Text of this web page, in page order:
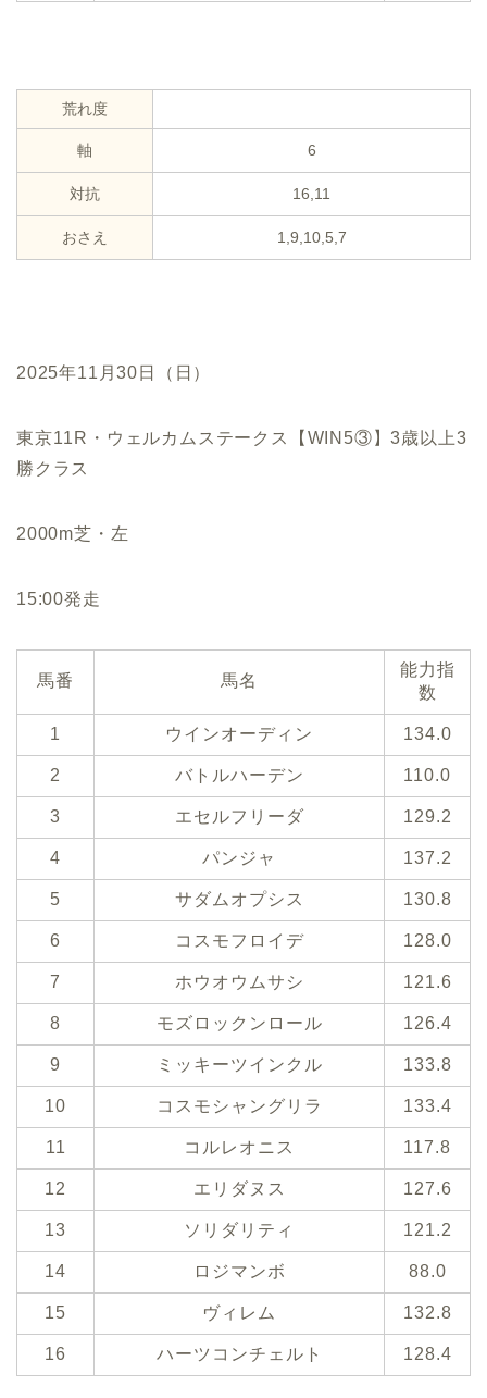
荒れ度
軸 6
対抗 16,11
おさえ 1,9,10,5,7
2025年11月30日（日）
東京11R・ウェルカムステークス【WIN5③】3歳以上3
勝クラス
2000m芝・左
15:00発走
馬番 馬名
能力指
数
1 ウインオーディン 134.0
2 バトルハーデン 110.0
3 エセルフリーダ 129.2
4 パンジャ 137.2
5 サダムオプシス 130.8
6 コスモフロイデ 128.0
7 ホウオウムサシ 121.6
8 モズロックンロール 126.4
9 ミッキーツインクル 133.8
10 コスモシャングリラ 133.4
11 コルレオニス 117.8
12 エリダヌス 127.6
13 ソリダリティ 121.2
14 ロジマンボ 88.0
15 ヴィレム 132.8
16 ハーツコンチェルト 128.4